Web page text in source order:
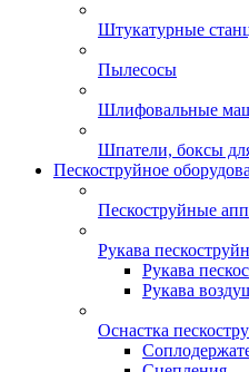
Штукатурные
Пылесосы
Шлифовальные
Шпатели, боксы
Пескоструйное
Пескоструйные
Рукава
Рукава
Рукава
Оснастка